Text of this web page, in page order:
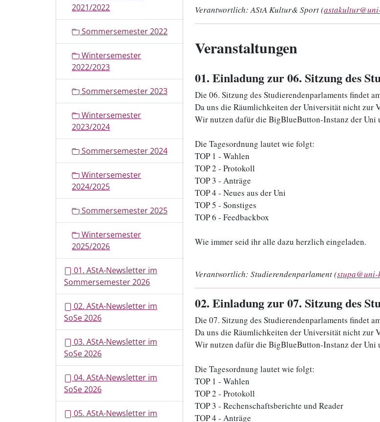
Verantwortlich:AStA Kultur& Sport (
Veranstaltungen
01. Einladung zur 06. Sitzung des
Die 06. Sitzung des Studierendenparlaments findet
Da uns die Räumlichkeiten der Universität nicht zur
Wir nutzen dafür die BigBlueButton-Instanz der
Die Tagesordnung lautet wie folgt:
TOP 1 - Wahlen
TOP 2 - Protokoll
TOP 3 - Anträge
TOP 4 - Neues aus der Uni
TOP 5 - Sonstiges
TOP 6 - Feedbackbox
Wie immer seid ihr alle dazu herzlich eingeladen.
Verantwortlich: Studierendenparlament (stupa@uni-
02. Einladung zur 07. Sitzung des
Die 07. Sitzung des Studierendenparlaments findet
Da uns die Räumlichkeiten der Universität nicht zur
Wir nutzen dafür die BigBlueButton-Instanz der
Die Tagesordnung lautet wie folgt:
TOP 1 - Wahlen
TOP 2 - Protokoll
TOP 3 - Rechenschaftsberichte und Reader
TOP 4 - Anträge
2021/2022
Sommersemester 2022
Wintersemester
2022/2023
Sommersemester 2023
Wintersemester
2023/2024
Sommersemester 2024
Wintersemester
2024/2025
Sommersemester 2025
Wintersemester
2025/2026
01. AStA-Newsletter im
Sommersemester 2026
02. AStA-Newsletter im
SoSe 2026
03. AStA-Newsletter im
SoSe 2026
04. AStA-Newsletter im
SoSe 2026
05. AStA-Newsletter im